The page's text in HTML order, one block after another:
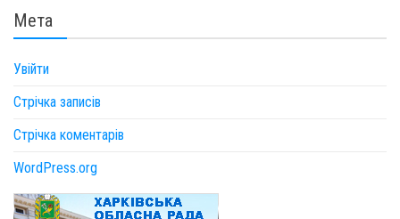
Мета
Увійти
Стрічка записів
Стрічка коментарів
WordPress.org